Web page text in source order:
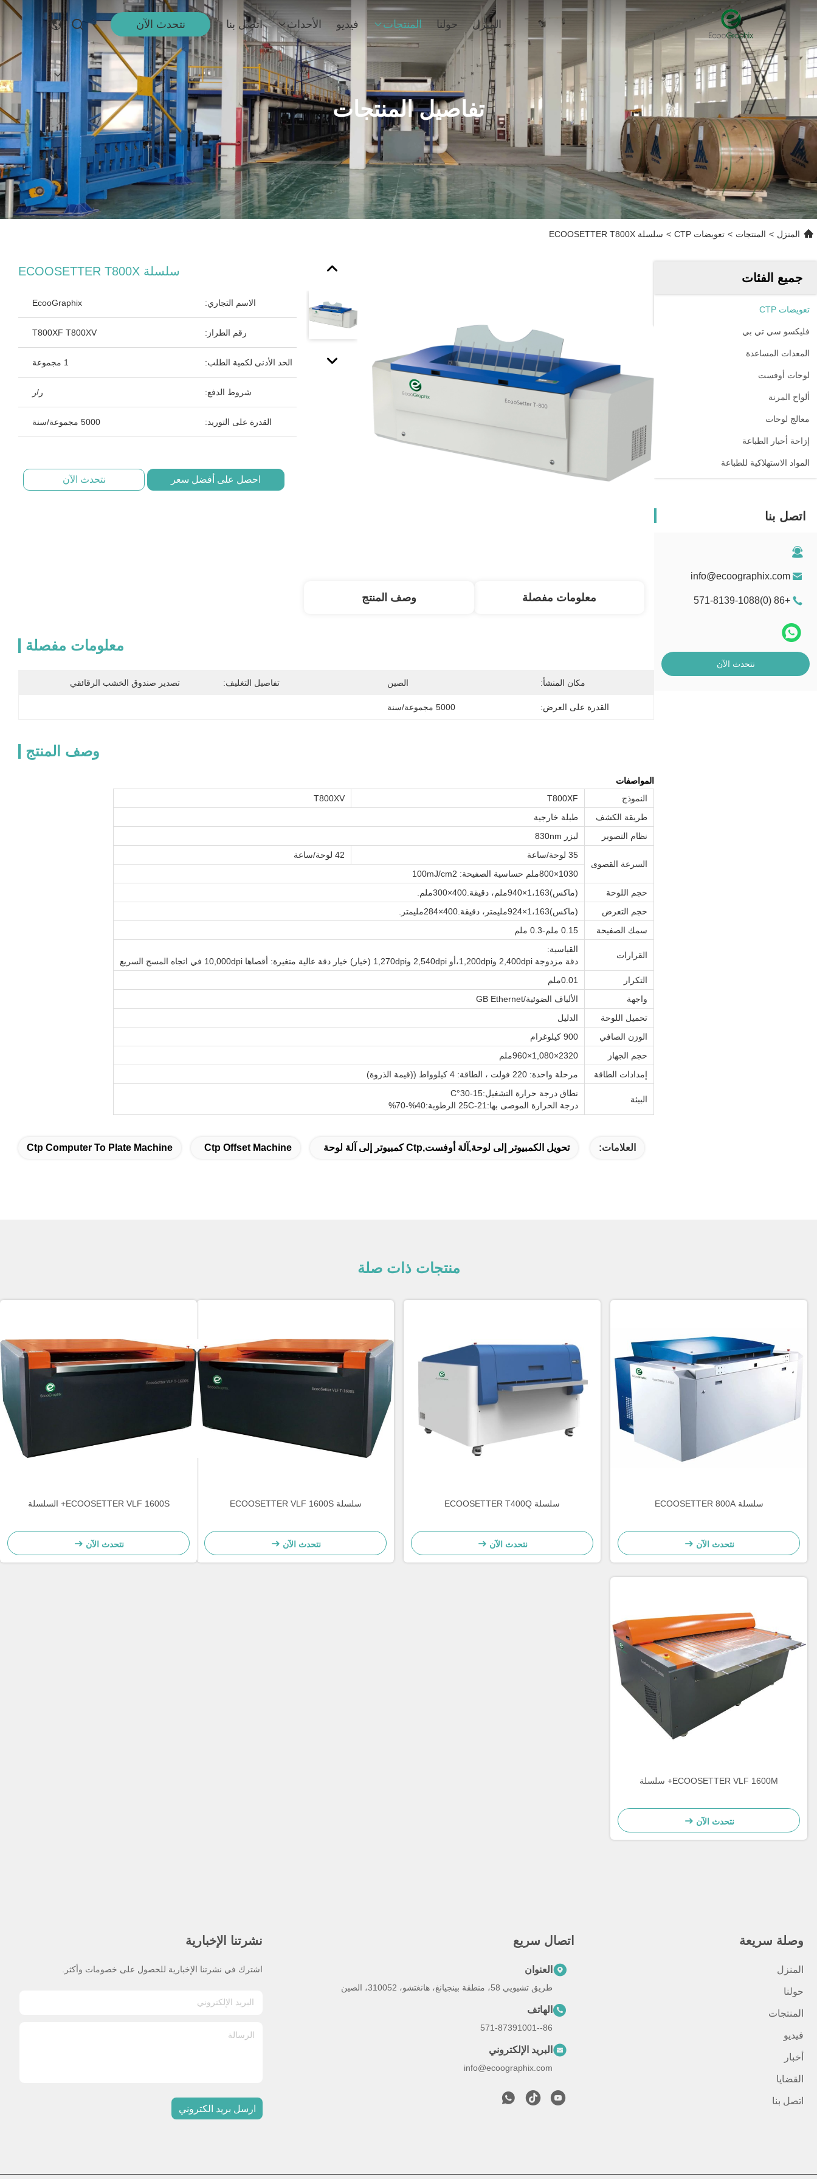
المنزل حولنا المنتجات فيديو الأحداث اتصل بنا نتحدث الآن
تفاصيل المنتجات
المنزل > المنتجات > تعويضات CTP > سلسلة ECOOSETTER T800X
جميع الفئات
تعويضات CTP
فليكسو سي تي بي
المعدات المساعدة
لوحات أوفست
ألواح المرنة
معالج لوحات
إزاحة أحبار الطباعة
المواد الاستهلاكية للطباعة
اتصل بنا
info@ecoographix.com
+86 (0)571-8139-1088
نتحدث الآن
سلسلة ECOOSETTER T800X
الاسم التجاري: EcooGraphix
رقم الطراز: T800XF T800XV
الحد الأدنى لكمية الطلب: 1 مجموعة
شروط الدفع: ر/ر
القدرة على التوريد: 5000 مجموعة/سنة
احصل على أفضل سعر نتحدث الآن
معلومات مفصلة وصف المنتج
معلومات مفصلة
مكان المنشأ: الصين تفاصيل التغليف: تصدير صندوق الخشب الرقائقي
القدرة على العرض: 5000 مجموعة/سنة
وصف المنتج
المواصفات
النموذج
T800XF
T800XV
طريقة الكشف
طبلة خارجية
نظام التصوير
ليزر 830nm
السرعة القصوى
35 لوحة/ساعة
42 لوحة/ساعة
1030×800ملم حساسية الصفيحة: 100mJ/cm2
حجم اللوحة
(ماكس)1،163×940ملم، دقيقة.400×300ملم.
حجم التعرض
(ماكس)1،163×924مليمتر، دقيقة.400×284مليمتر.
سمك الصفيحة
0.15 ملم-0.3 ملم
القرارات
القياسية:
دقة مزدوجة 2,400dpi و1,200dpi،أو 2,540dpi و1,270dpi (خيار) خيار دقة عالية متغيرة: أقصاها 10,000dpi في اتجاه المسح السريع
التكرار
0.01ملم
واجهة
الألياف الضوئية/GB Ethernet
تحميل اللوحة
الدليل
الوزن الصافي
900 كيلوغرام
حجم الجهاز
2320×1,080×960ملم
إمدادات الطاقة
مرحلة واحدة: 220 فولت ، الطاقة: 4 كيلوواط ((قيمة الذروة)
البيئة
نطاق درجة حرارة التشغيل:15-30°C
درجة الحرارة الموصى بها:21-25C الرطوبة:40%-70%
العلامات: تحويل الكمبيوتر إلى لوحة,آلة أوفست,ctp كمبيوتر إلى آلة لوحة Ctp Offset Machine
Ctp Computer To Plate Machine
منتجات ذات صلة
سلسلة ECOOSETTER 800A
نتحدث الآن
سلسلة ECOOSETTER T400Q
نتحدث الآن
سلسلة ECOOSETTER VLF 1600S
نتحدث الآن
ECOOSETTER VLF 1600S+ السلسلة
نتحدث الآن
ECOOSETTER VLF 1600M+ سلسلة
نتحدث الآن
وصلة سريعة
المنزل
حولنا
المنتجات
فيديو
أخبار
القضايا
اتصل بنا
اتصال سريع
العنوان
طريق تشيويي 58، منطقة بينجيانغ، هانغتشو، 310052، الصين
الهاتف
86--571-87391001
البريد الإلكتروني
info@ecoographix.com
نشرتنا الإخبارية
اشترك في نشرتنا الإخبارية للحصول على خصومات وأكثر.
ارسل بريد الكتروني